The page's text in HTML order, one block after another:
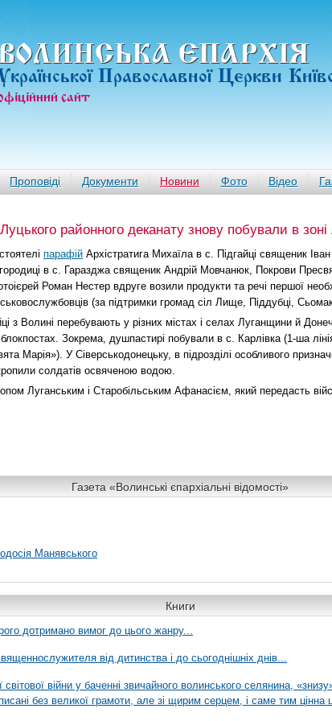
ЄПАРХIЯ
Православної Церкви
сайт
Проповіді Документи Новини Фото Відео
районного деканату знову побували в
парафій Архістратига Михаїла в с. Підгайці священик
в с. Гаразджа священик Андрій Мовчанюк, Покрови
Роман Нестер вдруге возили продукти та речі першої
(за підтримки громад сіл Лище, Піддубці,
з Волині перебувають у різних містах і селах Луганщини й
Зокрема, душпастирі побували в с. Карлівка (1-ша
Марія»). У Сіверськодонецьку, в підрозділі особливого
солдатів освяченою водою.
Луганським і Старобільським Афанасієм, який передасть
Газета «Волинські єпархіальні відомості»
Манявського
Книги
дотримано вимог до цього жанру...
від дитинства і до сьогоднішніх днів...
світової війни у баченні звичайного волинського селянина,
без великої грамоти, але зі щирим серцем, і саме тим цінна